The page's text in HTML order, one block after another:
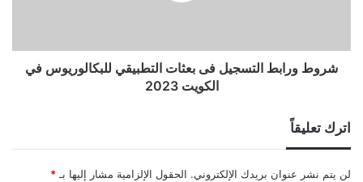
شروط ورابط التسجيل فى بعثات التطبيقي للبكالوريوس في
الكويت 2023
اترك تعليقاً
لن يتم نشر عنوان بريدك الإلكتروني. الحقول الإلزامية مشار إليها بـ *